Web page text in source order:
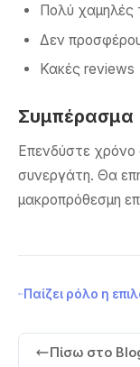
Πολύ χαμηλές
Δεν
Κακές reviews
Συμπέρασμα
Επενδύστε χρόνο
συνεργάτη. Θα
μακροπρόθεσμη
Πίσω στο